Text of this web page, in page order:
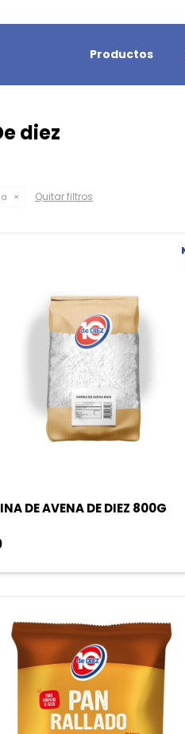
Productos
diez
Quitar filtros
DE AVENA DE DIEZ 800G